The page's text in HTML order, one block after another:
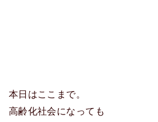
本日はここまで。
高齢化社会になっても